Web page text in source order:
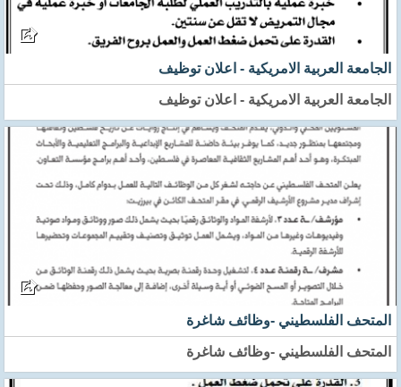
الجامعة العربية الامريكية - اعلان توظيف
الجامعة العربية الامريكية - اعلان توظيف
المتحف الفلسطيني -وظائف شاغرة
المتحف الفلسطيني -وظائف شاغرة